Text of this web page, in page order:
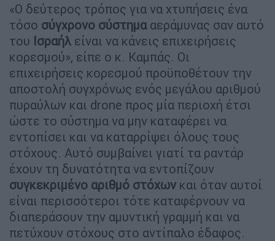
«Ο δεύτερος τρόπος για να χτυπήσεις ένα
τόσο σύγχρονο σύστημααεράμυνας σαν αυτό
του Ισραήλ είναι να κάνεις επιχειρήσεις
κορεσμού», είπε ο κ. Καμπάς. Οι
επιχειρήσεις κορεσμού προϋποθέτουν την
αποστολή συγχρόνως ενός μεγάλου αριθμού
πυραύλων και drone προς μία περιοχή έτσι
ώστε το σύστημα να μην καταφέρει να
εντοπίσει και να καταρρίψει όλους τους
στόχους. Αυτό συμβαίνει γιατί τα ραντάρ
έχουν τη δυνατότητα να εντοπίζουν
συγκεκριμένο αριθμό στόχων και όταν αυτοί
είναι περισσότεροι τότε καταφέρνουν να
διαπεράσουν την αμυντική γραμμή και να
πετύχουν στόχους στο αντίπαλο έδαφος.